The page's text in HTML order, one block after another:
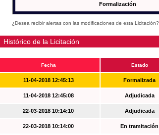
Formalización
¿Desea recibir alertas con las modificaciones de esta Licitación?
Histórico de la Licitación
Fecha Estado
11-04-2018 12:45:13 Formalizada
11-04-2018 12:45:08 Adjudicada
22-03-2018 10:14:10 Adjudicada
22-03-2018 10:14:00 En tramitación